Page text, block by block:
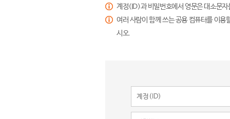
계정(ID)과 비밀번호에서 영문은 대소문
여러 사람이 함께 쓰는 공용 컴퓨터를 이
시오.